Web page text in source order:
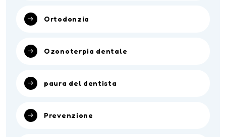
Ortodonzia
Ozonoterpia dentale
paura del dentista
Prevenzione